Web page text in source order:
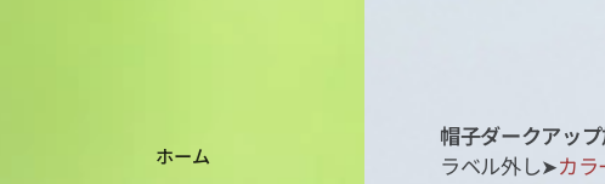
ホーム
帽子ダークアッ
ラベル外し➤カ